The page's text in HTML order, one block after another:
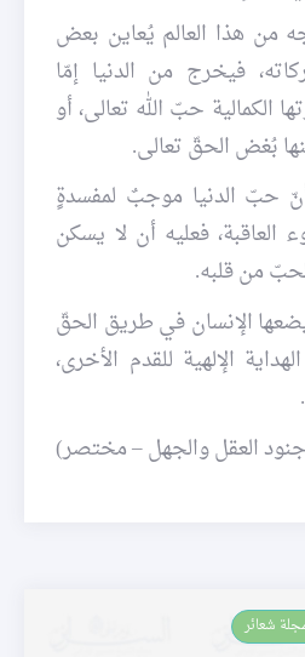
من هذا العالم يُعاين بعض
فيخرج من الدنيا إمّا
الكمالية حبّ الله تعالى، أو
بُغض الحقّ تعالى.
حبّ الدنيا موجبٌ لمفسدةٍ
العاقبة، فعليه أن لا يسكن
من قلبه.
الإنسان في طريق الحقّ
الإلهية للقدم الأخرى،
العقل والجهل – مختصر)
شعائر